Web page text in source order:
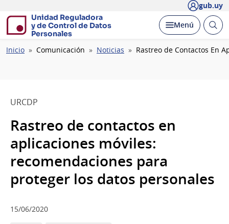
gub.uy
Unidad Reguladora
y de Control de Datos
Personales
Desplegar
Menú Abrir
Ruta
Inicio Comunicación Noticias Rastreo de Contactos En
URCDP
Rastreo de contactos en
aplicaciones móviles:
recomendaciones para
proteger los datos personales
15/06/2020